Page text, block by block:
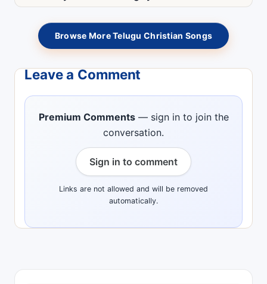
Browse More Telugu Christian Songs
Leave a Comment
Premium Comments— sign in to join the
conversation.
Sign in to comment
Links are not allowed and will be removed
automatically.